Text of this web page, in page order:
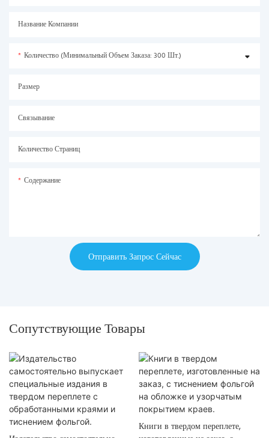
Название Компании
Количество (минимальный Объем Заказа: 300 Шт.)
Размер
Связывание
Количество Страниц
Содержание
Отправить Запрос Сейчас
Сопутствующие Товары
Книги в твердом переплете,